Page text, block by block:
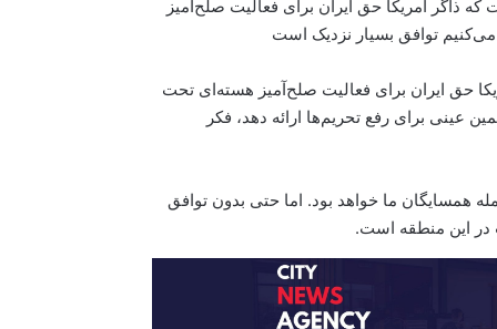
ذاگر آمریکا حق ایران برای فعالیت صلح‌آمیز
می‌کنیم توافق بسیار نزدیک است
حق ایران برای فعالیت صلح‌آمیز هسته‌ای تحت
عینی برای رفع تحریم‌ها ارائه دهد، فکر
همسایگان ما خواهد بود. اما حتی بدون توافق
در این منطقه است.